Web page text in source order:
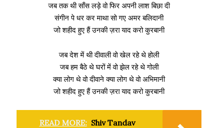
जब तक थी साँस लड़े वो फिर अपनी लाश बिछा दी
संगीन पे धर कर माथा सो गए अमर बलिदानी
जो शहीद हुए हैं उनकी ज़रा याद करो कुरबानी
जब देश में थी दीवाली वो खेल रहे थे होली
जब हम बैठे थे घरों में वो झेल रहे थे गोली
क्या लोग थे वो दीवाने क्या लोग थे वो अभिमानी
जो शहीद हुए हैं उनकी ज़रा याद करो कुरबानी
READ MORE: Shiv Tandav